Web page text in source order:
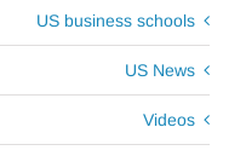
US business schools
US News
Videos